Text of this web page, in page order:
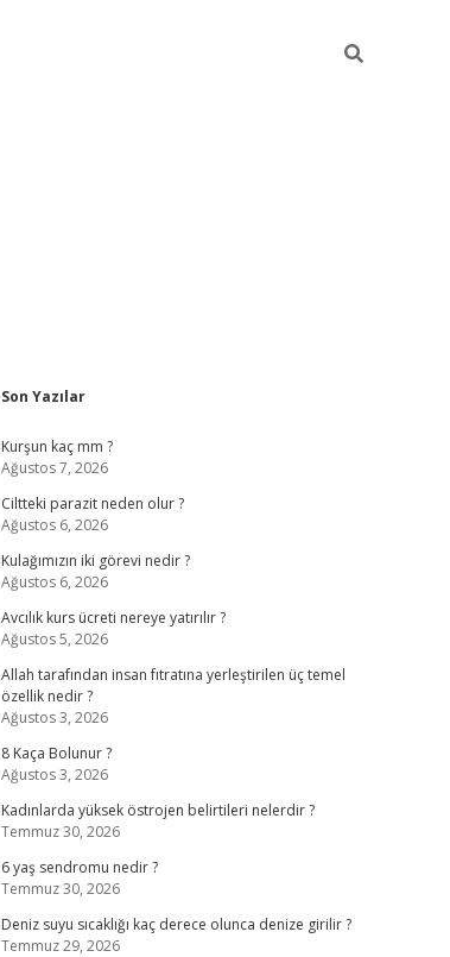
Sidebar
Son Yazılar
Kurşun kaç mm ?
Ağustos 7, 2026
Ciltteki parazit neden olur ?
Ağustos 6, 2026
Kulağımızın iki görevi nedir ?
Ağustos 6, 2026
Avcılık kurs ücreti nereye yatırılır ?
Ağustos 5, 2026
Allah tarafından insan fıtratına yerleştirilen üç temel
özellik nedir ?
Ağustos 3, 2026
8 Kaça Bolunur ?
Ağustos 3, 2026
Kadınlarda yüksek östrojen belirtileri nelerdir ?
Temmuz 30, 2026
6 yaş sendromu nedir ?
Temmuz 30, 2026
Deniz suyu sıcaklığı kaç derece olunca denize girilir ?
Temmuz 29, 2026